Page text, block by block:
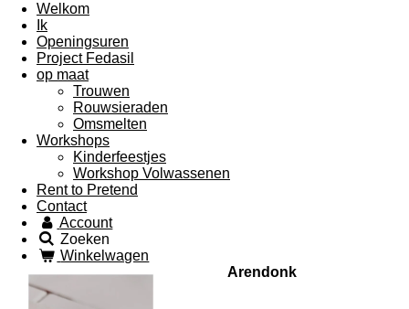
Welkom
Ik
Openingsuren
Project Fedasil
op maat
Trouwen
Rouwsieraden
Omsmelten
Workshops
Kinderfeestjes
Workshop Volwassenen
Rent to Pretend
Contact
Account
Zoeken
Winkelwagen
Arendonk